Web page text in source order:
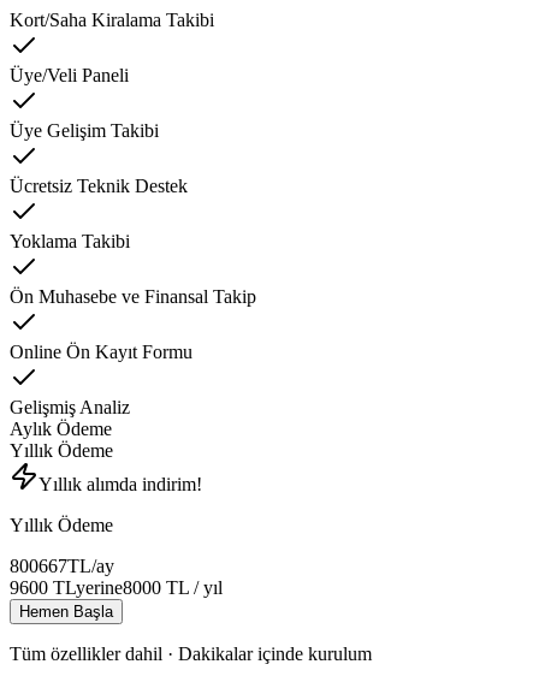
Kort/Saha Kiralama Takibi
Üye/Veli Paneli
Üye Gelişim Takibi
Ücretsiz Teknik Destek
Yoklama Takibi
Ön Muhasebe ve Finansal Takip
Online Ön Kayıt Formu
Gelişmiş Analiz
Aylık Ödeme
Yıllık Ödeme
Yıllık alımda indirim!
Yıllık Ödeme
800667TL/ay
9600 TLyerine8000 TL / yıl
Hemen Başla
Tüm özellikler dahil · Dakikalar içinde kurulum